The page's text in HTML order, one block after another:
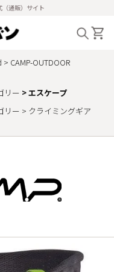
通販）サイト
CAMP-OUTDOOR
リー
エスケープ
リー
クライミングギア